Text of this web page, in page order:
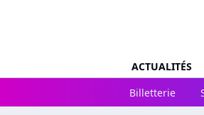
ACTUALITÉS
Billetterie